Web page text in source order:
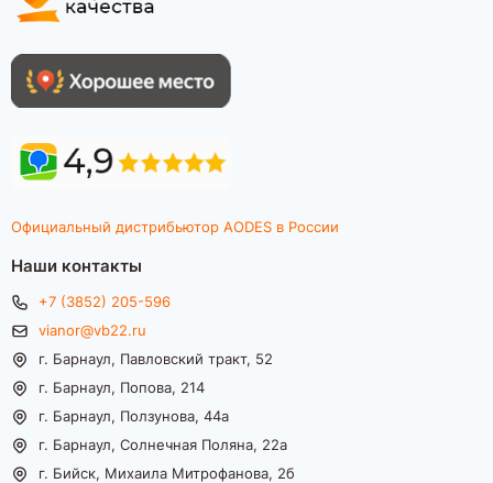
Официальный дистрибьютор AODES в России
Наши контакты
+7 (3852) 205-596
vianor@vb22.ru
г. Барнаул, Павловский тракт, 52
г. Барнаул, Попова, 214
г. Барнаул, Ползунова, 44а
г. Барнаул, Солнечная Поляна, 22а
г. Бийск, Михаила Митрофанова, 2б